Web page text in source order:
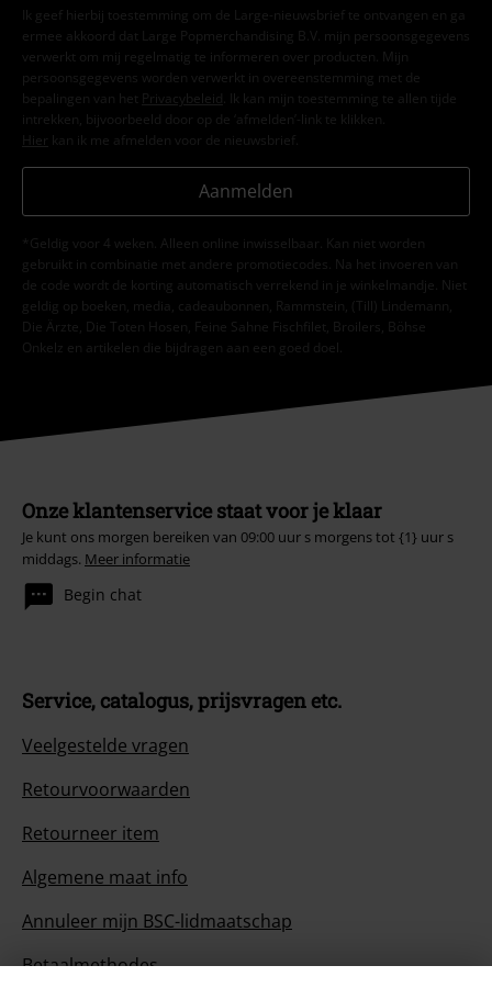
Ik geef hierbij toestemming om de Large-nieuwsbrief te ontvangen en ga
ermee akkoord dat Large Popmerchandising B.V. mijn persoonsgegevens
verwerkt om mij regelmatig te informeren over producten. Mijn
persoonsgegevens worden verwerkt in overeenstemming met de
bepalingen van het
Privacybeleid . Ik kan mijn toestemming te allen tijde
intrekken, bijvoorbeeld door op de ‘afmelden’-link te klikken.
Hier kan ik me afmelden voor de nieuwsbrief.
Aanmelden
*Geldig voor 4 weken. Alleen online inwisselbaar. Kan niet worden
gebruikt in combinatie met andere promotiecodes. Na het invoeren van
de code wordt de korting automatisch verrekend in je winkelmandje. Niet
geldig op boeken, media, cadeaubonnen, Rammstein, (Till) Lindemann,
Die Ärzte, Die Toten Hosen, Feine Sahne Fischfilet, Broilers, Böhse
Onkelz en artikelen die bijdragen aan een goed doel.
Onze klantenservice staat voor je klaar
Je kunt ons morgen bereiken van 09:00 uur s morgens tot {1} uur s
middags. Meer informatie
Begin chat
Service, catalogus, prijsvragen etc.
Veelgestelde vragen
Retourvoorwaarden
Retourneer item
Algemene maat info
Annuleer mijn BSC-lidmaatschap
Betaalmethodes